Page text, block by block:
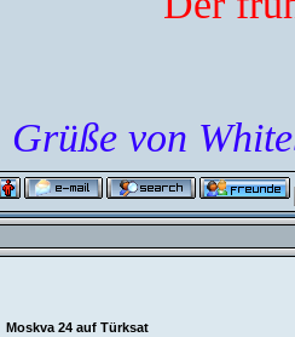
Grüße von
Moskva 24 auf Türksat